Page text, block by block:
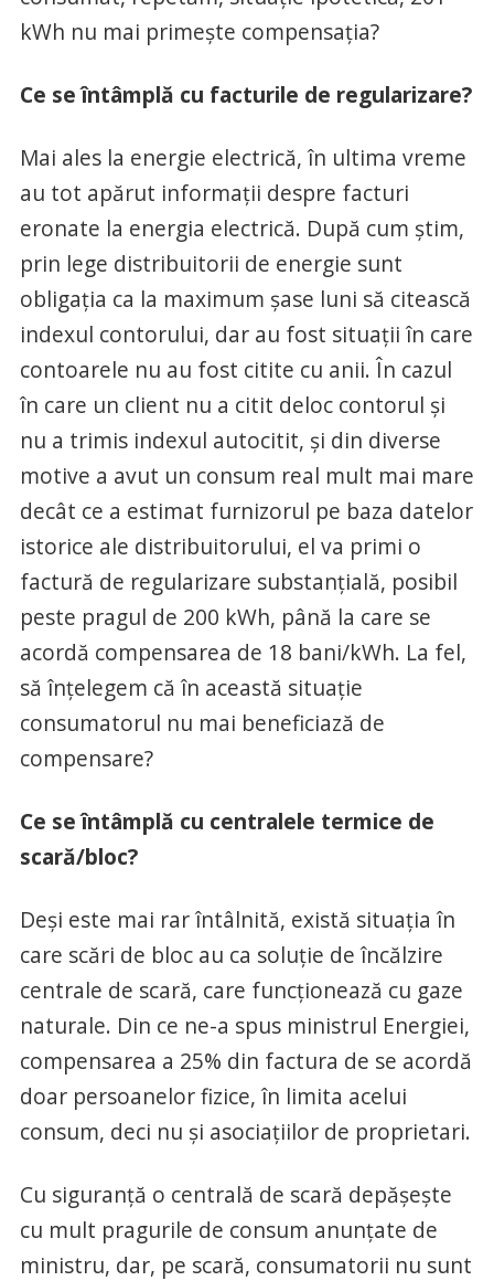
kWh nu mai primește compensația?
Ce se întâmplă cu facturile de regularizare?
Mai ales la energie electrică, în ultima vreme
au tot apărut informații despre facturi
eronate la energia electrică. După cum știm,
prin lege distribuitorii de energie sunt
obligația ca la maximum șase luni să citească
indexul contorului, dar au fost situații în care
contoarele nu au fost citite cu anii. În cazul
în care un client nu a citit deloc contorul și
nu a trimis indexul autocitit, și din diverse
motive a avut un consum real mult mai mare
decât ce a estimat furnizorul pe baza datelor
istorice ale distribuitorului, el va primi o
factură de regularizare substanțială, posibil
peste pragul de 200 kWh, până la care se
acordă compensarea de 18 bani/kWh. La fel,
să înțelegem că în această situație
consumatorul nu mai beneficiază de
compensare?
Ce se întâmplă cu centralele termice de
scară/bloc?
Deși este mai rar întâlnită, există situația în
care scări de bloc au ca soluție de încălzire
centrale de scară, care funcționează cu gaze
naturale. Din ce ne-a spus ministrul Energiei,
compensarea a 25% din factura de se acordă
doar persoanelor fizice, în limita acelui
consum, deci nu și asociațiilor de proprietari.
Cu siguranță o centrală de scară depășește
cu mult pragurile de consum anunțate de
ministru, dar, pe scară, consumatorii nu sunt